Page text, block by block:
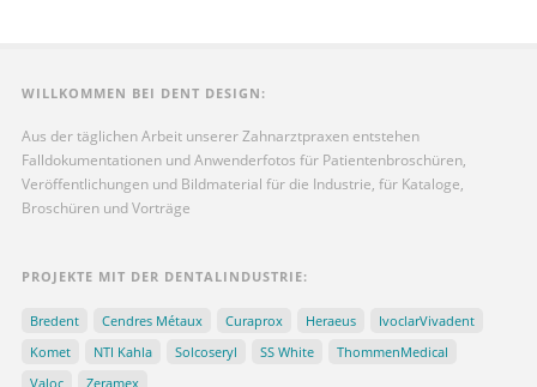
WILLKOMMEN BEI DENT DESIGN:
Aus der täglichen Arbeit unserer Zahnarztpraxen entstehen
Falldokumentationen und Anwenderfotos für Patientenbroschüren,
Veröffentlichungen und Bildmaterial für die Industrie, für Kataloge,
Broschüren und Vorträge
PROJEKTE MIT DER DENTALINDUSTRIE:
Bredent Cendres Métaux Curaprox Heraeus
IvoclarVivadent
Komet
NTI Kahla Solcoseryl SS White
ThommenMedical
Valoc
Zeramex